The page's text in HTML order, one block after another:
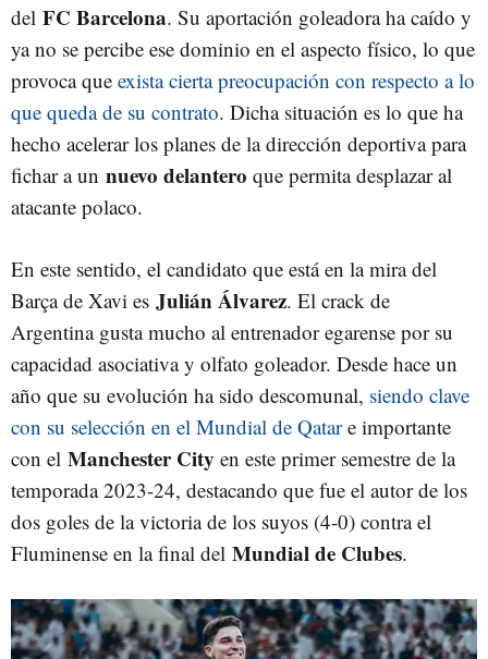
del FC Barcelona. Su aportación goleadora ha caído y
ya no se percibe ese dominio en el aspecto físico, lo que
provoca que exista cierta preocupación con respecto a lo
que queda de su contrato. Dicha situación es lo que ha
hecho acelerar los planes de la dirección deportiva para
fichar a un nuevo delantero que permita desplazar al
atacante polaco.
En este sentido, el candidato que está en la mira del
Barça de Xavi es Julián Álvarez. El crack de
Argentina gusta mucho al entrenador egarense por su
capacidad asociativa y olfato goleador. Desde hace un
año que su evolución ha sido descomunal, siendo clave
con su selección en el Mundial de Qatare importante
con el Manchester City en este primer semestre de la
temporada 2023-24, destacando que fue el autor de los
dos goles de la victoria de los suyos (4-0) contra el
Fluminense en la final del Mundial de Clubes.